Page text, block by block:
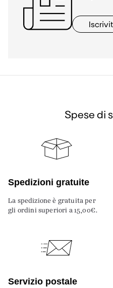
Spese di
Spedizioni gratuite
La spedizione è gratuita per
gli ordini superiori a 15,00€.
Servizio postale